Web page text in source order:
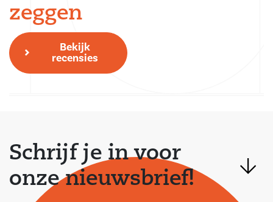
Schrijf je in voor
onze nieuwsbrief!
zeggen
Bekijk
recensies